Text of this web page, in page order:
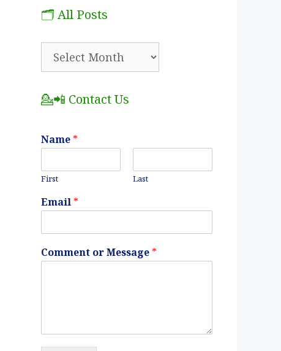
🗂️ All Posts
💁📲 Contact Us
Name *
First Last
Email *
Comment or Message *